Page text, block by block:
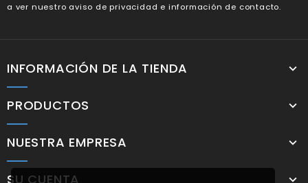
a ver nuestro aviso de privacidad e información de contacto.
INFORMACIÓN DE LA TIENDA
PRODUCTOS
NUESTRA EMPRESA
SU CUENTA